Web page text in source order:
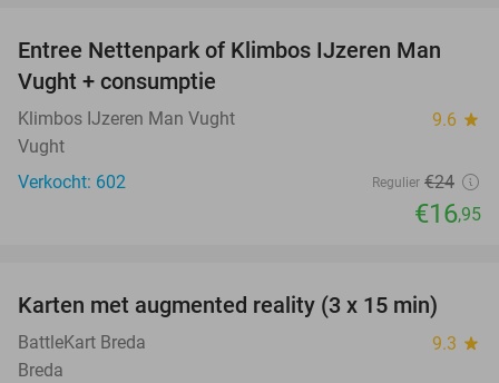
29%
Entree Nettenpark of Klimbos IJzeren Man
Vught + consumptie
Klimbos IJzeren Man Vught 9.6 star
Vught
Verkocht: 602
Regulier €24
€16,95
35%
Karten met augmented reality (3 x 15 min)
BattleKart Breda 9.3 star
Breda